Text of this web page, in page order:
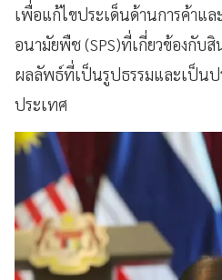
เพื่อแก้ไขประเด็นด้านการค้าแ
อนามัยพืช (SPS)ที่เกี่ยวข้องกับ
ผลลัพธ์ที่เป็นรูปธรรมและเป็นป
ประเทศ